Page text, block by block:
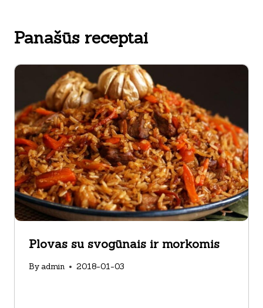
Panašūs receptai
Plovas su svogūnais ir morkomis
By admin 2018-01-03